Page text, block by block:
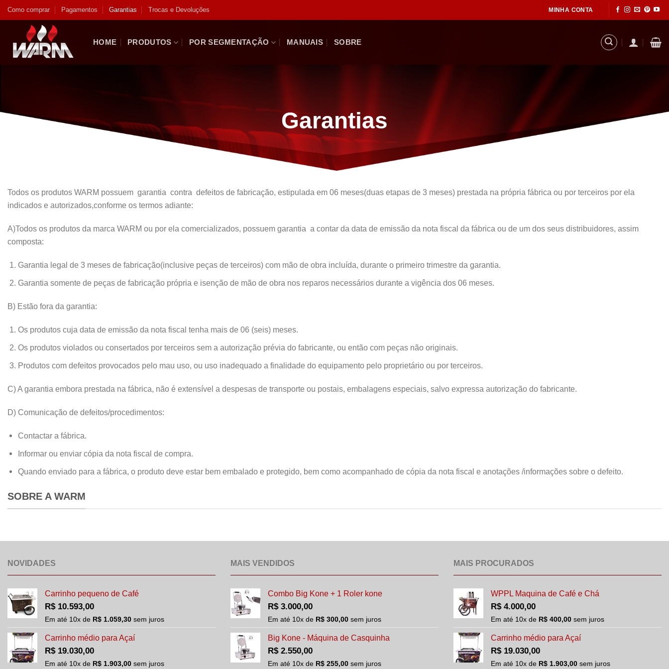
Skip
to
Como comprar Pagamentos Garantias Trocas e Devoluções MINHA CONTA
HOME PRODUTOS POR SEGMENTAÇÃO MANUAIS SOBRE
Garantias
Todos os produtos WARM possuem garantia contra defeitos de fabricação, estipulada em 06 meses(duas etapas de 3 meses) prestada na própria fábrica ou por terceiros por ela
indicados e autorizados,conforme os termos adiante:
A)Todos os produtos da marca WARM ou por ela comercializados, possuem garantia a contar da data de emissão da nota fiscal da fábrica ou de um dos seus distribuidores, assim
composta:
Garantia legal de 3 meses de fabricação(inclusive peças de terceiros) com mão de obra incluída, durante o primeiro trimestre da garantia.
Garantia somente de peças de fabricação própria e isenção de mão de obra nos reparos necessários durante a vigência dos 06 meses.
B) Estão fora da garantia:
Os produtos cuja data de emissão da nota fiscal tenha mais de 06 (seis) meses.
Os produtos violados ou consertados por terceiros sem a autorização prévia do fabricante, ou então com peças não originais.
Produtos com defeitos provocados pelo mau uso, ou uso inadequado a finalidade do equipamento pelo proprietário ou por terceiros.
C) A garantia embora prestada na fábrica, não é extensível a despesas de transporte ou postais, embalagens especiais, salvo expressa autorização do fabricante.
D) Comunicação de defeitos/procedimentos:
Contactar a fábrica.
Informar ou enviar cópia da nota fiscal de compra.
Quando enviado para a fábrica, o produto deve estar bem embalado e protegido, bem como acompanhado de cópia da nota fiscal e anotações /informações sobre o defeito.
SOBRE A WARM
NOVIDADES
Carrinho pequeno de Café
R$10.593,00
Em até 10x de R$ 1.059,30 sem juros
Carrinho médio para Açaí
R$19.030,00
Em até 10x de R$ 1.903,00 sem juros
MAIS VENDIDOS
Combo Big Kone + 1 Roler kone
R$3.000,00
Em até 10x de R$ 300,00 sem juros
Big Kone - Máquina de Casquinha
R$2.550,00
Em até 10x de R$ 255,00 sem juros
MAIS PROCURADOS
WPPL Maquina de Café e Chá
R$4.000,00
Em até 10x de R$ 400,00 sem juros
Carrinho médio para Açaí
R$19.030,00
Em até 10x de R$ 1.903,00 sem juros